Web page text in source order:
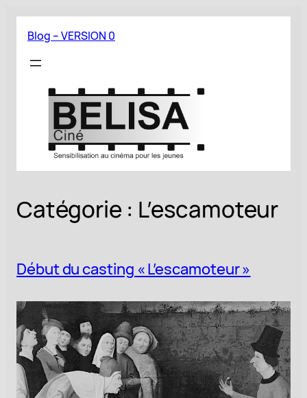
Aller
contenu
Blog – VERSION 0
Catégorie : L’escamoteur
Début du casting « L’escamoteur »